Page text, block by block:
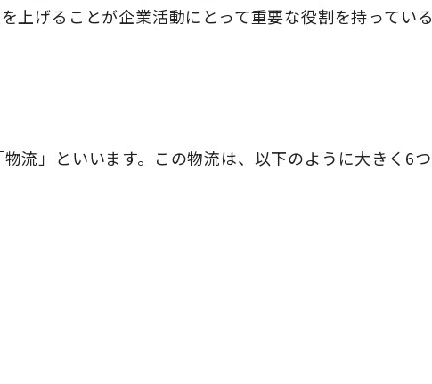
上げることが企業活動にとって重要な役割を持っている
流」といいます。この物流は、以下のように大きく6つ